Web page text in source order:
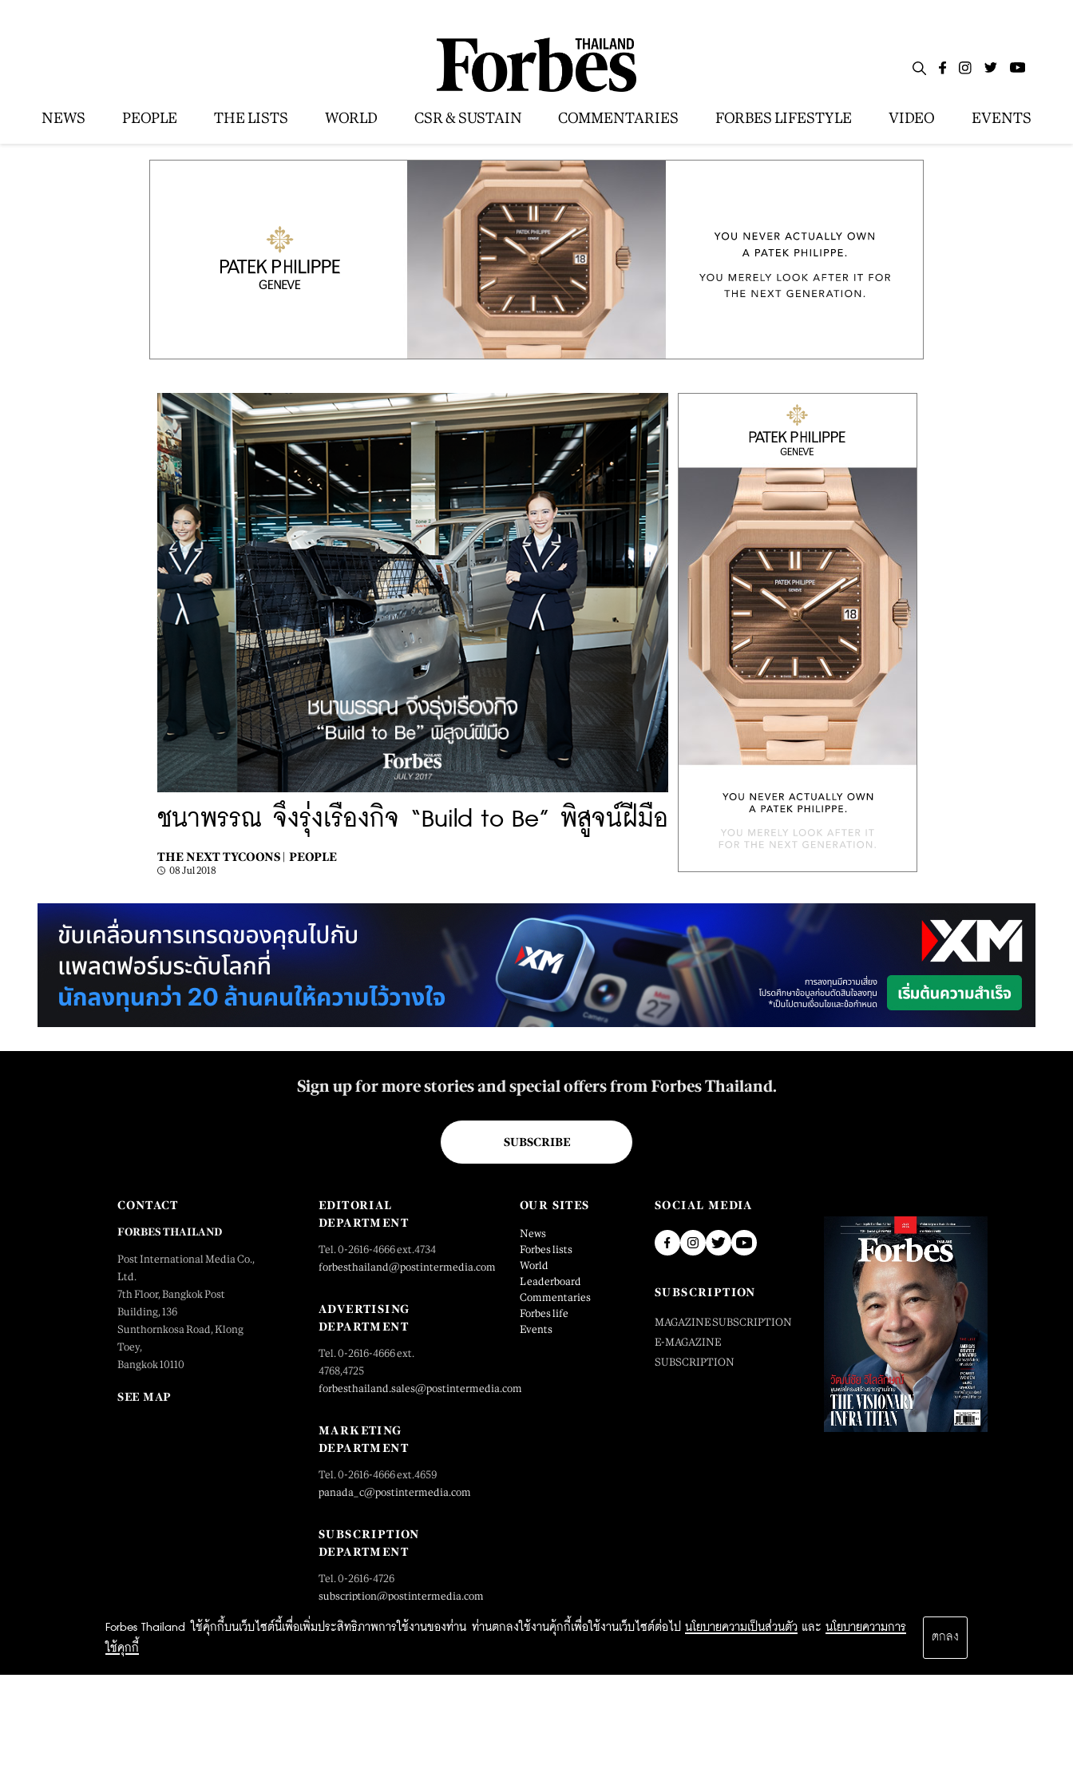
NEWS PEOPLE THE LISTS WORLD CSR & SUSTAIN COMMENTARIES FORBES LIFESTYLE VIDEO EVENTS
ชนาพรรณ จึงรุ่งเรืองกิจ “Build to Be” พิสูจน์ฝีมือ
THE NEXT TYCOONS | PEOPLE
08 Jul 2018
Forbes Thailand ใช้คุ้กกี้บนเว็บไซต์นี้เพื่อเพิ่มประสิทธิภาพการใช้งานของท่าน ท่านตกลงใช้งานคุ้กกี้เพื่อใช้งานเว็บไซต์ต่อไป นโยบายความเป็นส่วนตัว และ นโยบายความการ
ใช้คุกกี้
ตกลง
Sign up for more stories and special offers from Forbes Thailand.
SUBSCRIBE
CONTACT
FORBES THAILAND
Post International Media Co.,
Ltd.
7th Floor, Bangkok Post
Building, 136
Sunthornkosa Road, Klong
Toey,
Bangkok 10110
SEE MAP
EDITORIAL
DEPARTMENT
Tel. 0-2616-4666 ext.4734
forbesthailand@postintermedia.com
ADVERTISING
DEPARTMENT
Tel. 0-2616-4666 ext.
4768,4725
forbesthailand.sales@postintermedia.com
MARKETING
DEPARTMENT
Tel. 0-2616-4666 ext.4659
panada_c@postintermedia.com
SUBSCRIPTION
DEPARTMENT
Tel. 0-2616-4726
subscription@postintermedia.com
OUR SITES
News
Forbes lists
World
Leaderboard
Commentaries
Forbes life
Events
SOCIAL MEDIA
SUBSCRIPTION
MAGAZINE SUBSCRIPTION
E-MAGAZINE
SUBSCRIPTION